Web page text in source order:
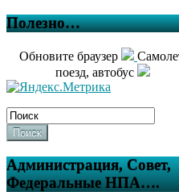
Полезно…
Обновите браузер
поезд, автобус
Поиск
Администрация, Совет,
Федеральные НПА….